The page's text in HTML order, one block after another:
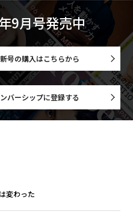
9月号発売中
号の購入はこちらから
バーシップに登録する
変わった